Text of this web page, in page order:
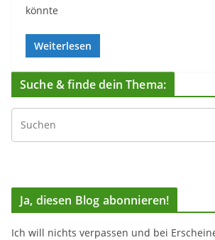
könnte
Weiterlesen
Suche & finde dein Thema:
Ja, diesen Blog abonnieren!
Ich will nichts verpassen und bei